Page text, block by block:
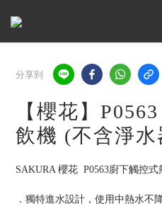
分享到
【櫻花】
飲機 (不含淨水
SAKURA 櫻花  P0563廚下觸控
．獨特進水設計，使用中熱水不